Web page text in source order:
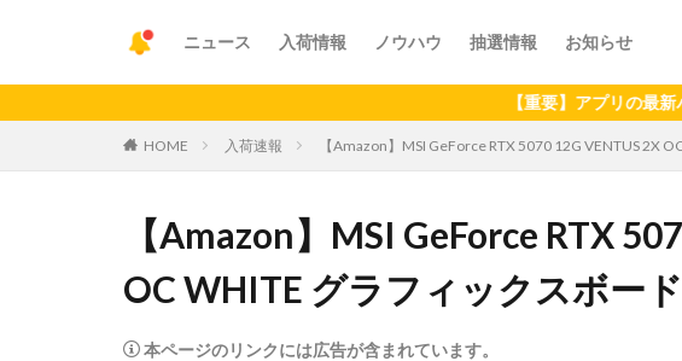
ニュース 入荷情報 ノウハウ 抽選情報 お知らせ
【重要】アプリの最新バージョ
HOME 入荷速報 【Amazon】MSI GeForce RTX 5070 12G VENTUS 2X
【Amazon】MSI GeForce RTX
OC WHITE グラフィックスボー
本ページのリンクには広告が含まれています。